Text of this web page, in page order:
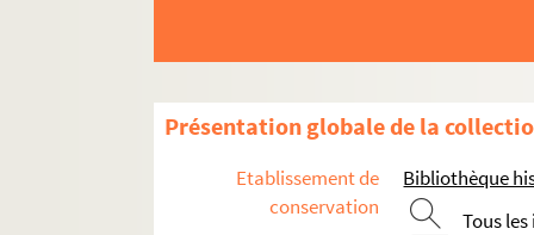
Présentation globale de la
Etablissement de
conservation
Bibliothèque
Tous
Seine-et-Marne
Yvelines
Essonne
Hauts-de-Seine